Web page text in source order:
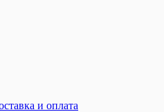
и оплата